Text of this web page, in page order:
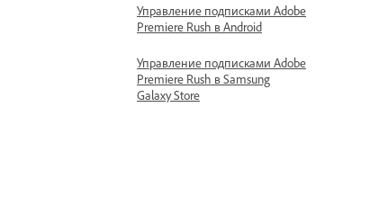
Управление подписками Adobe
Premiere Rush в Android
Управление подписками Adobe
Premiere Rush в Samsung
Galaxy Store